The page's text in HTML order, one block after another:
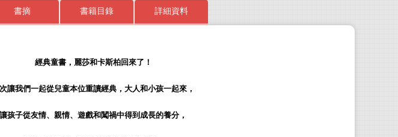
書摘 書籍目錄 詳細資料
經典童書，麗莎和卡斯柏回來了！
讓我們一起從兒童本位重讀經典，大人和小孩一起來，
讓孩子從友情、親情、遊戲和闖禍中得到成長的養分，